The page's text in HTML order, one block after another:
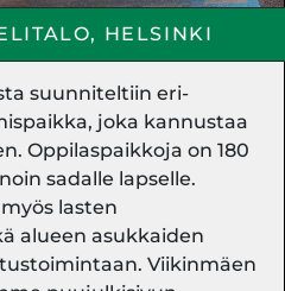
HELSINKI
suunniteltiin eri-
joka kannustaa
Oppilaspaikkoja on 180
sadalle lapselle.
lasten
alueen asukkaiden
Viikinmäen